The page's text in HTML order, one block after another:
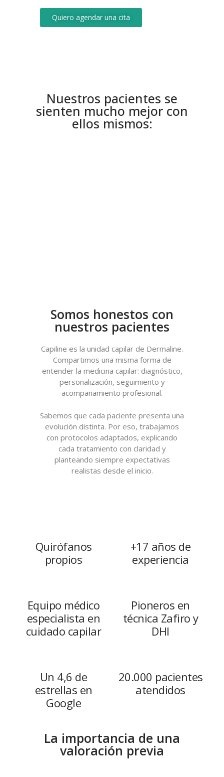
Quiero agendar una cita
Nuestros pacientes se
sienten mucho mejor con
ellos mismos:
Somos honestos con
nuestros pacientes
Capiline es la unidad capilar de Dermaline.
Compartimos una misma forma de
entender la medicina capilar: diagnóstico,
personalización, seguimiento y
acompañamiento profesional.
Sabemos que cada paciente presenta una
evolución distinta. Por eso, trabajamos
con protocolos adaptados, explicando
cada tratamiento con claridad y
planteando siempre expectativas
realistas desde el inicio.
Quirófanos
propios
+17 años de
experiencia
Equipo médico
especialista en
cuidado capilar
Pioneros en
técnica Zafiro y
DHI
Un 4,6 de
estrellas en
Google
20.000 pacientes
atendidos
La importancia de una
valoración previa